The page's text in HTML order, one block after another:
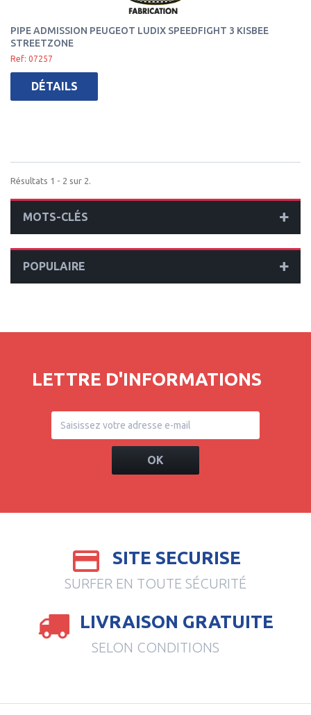
PIPE ADMISSION PEUGEOT LUDIX SPEEDFIGHT 3 KISBEE
STREETZONE
Ref: 07257
DÉTAILS
Résultats 1 - 2 sur 2.
MOTS-CLÉS
POPULAIRE
LETTRE D'INFORMATIONS
OK
SITE SECURISE
SURFER EN TOUTE SÉCURITÉ
LIVRAISON GRATUITE
SELON CONDITIONS